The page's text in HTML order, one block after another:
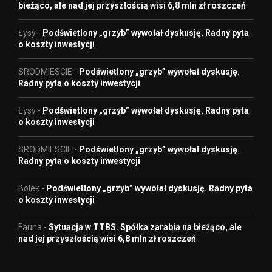
bieżąco, ale nad jej przyszłością wisi 6,8 mln zł roszczeń
Łysy - Podświetlony „grzyb” wywołał dyskusję. Radny pyta
o koszty inwestycji
SRODMIESCIE - Podświetlony „grzyb” wywołał dyskusję.
Radny pyta o koszty inwestycji
Łysy - Podświetlony „grzyb” wywołał dyskusję. Radny pyta
o koszty inwestycji
SRODMIESCIE - Podświetlony „grzyb” wywołał dyskusję.
Radny pyta o koszty inwestycji
Bolek - Podświetlony „grzyb” wywołał dyskusję. Radny pyta
o koszty inwestycji
Fauna - Sytuacja w TTBS. Spółka zarabia na bieżąco, ale
nad jej przyszłością wisi 6,8 mln zł roszczeń